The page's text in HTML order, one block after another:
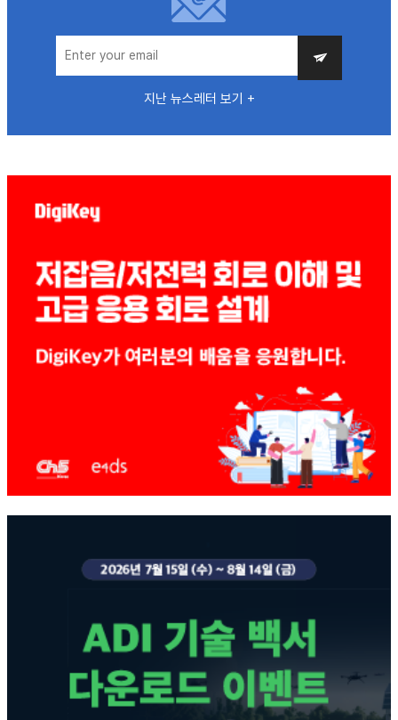
지난 뉴스레터 보기 +